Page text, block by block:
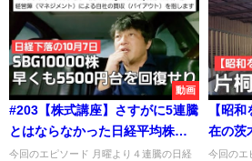
動画
#203【株式講座】さすがに5連騰
とはならなかった日経平均株
価！利確してみなさんしっかり3
今回のエピソード 月曜より４連騰の日経
【昭
在の茨
介しま
今回のエ